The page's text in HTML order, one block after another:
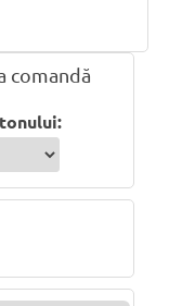
comandă